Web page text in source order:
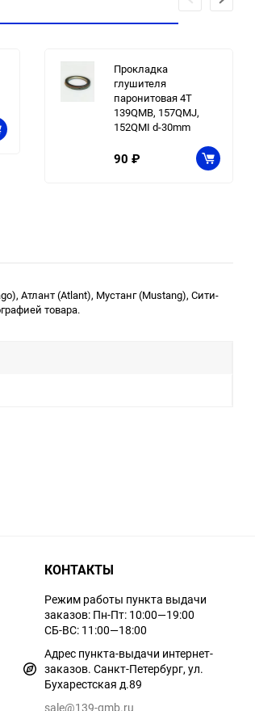
Прокладка
глушителя
паронитовая 4T
139QMB, 157QMJ,
152QMI d-30mm
90 ₽
Атлант (Atlant), Мустанг (Mustang), Сити-
товара.
КОНТАКТЫ
Режим работы пункта выдачи
заказов: Пн-Пт: 10:00—19:00
СБ-ВС: 11:00—18:00
Адрес пункта-выдачи интернет-
заказов. Санкт-Петербург, ул.
Бухарестская д.89
sale@139-qmb.ru